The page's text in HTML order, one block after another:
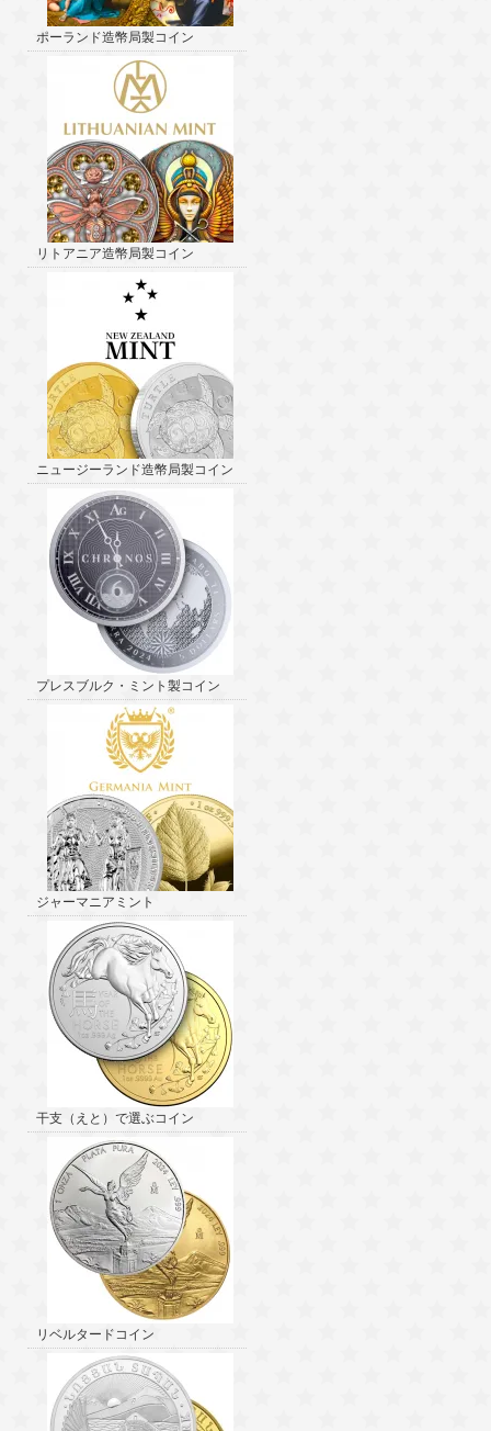
ポーランド造幣局製コイン
リトアニア造幣局製コイン
ニュージーランド造幣局製コイン
プレスブルク・ミント製コイン
ジャーマニアミント
干支（えと）で選ぶコイン
リベルタードコイン